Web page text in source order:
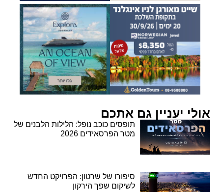
אולי יעניין גם אתכם
תופסים כוכב נופל: הלילות הלבנים של
מטר הפרסאידים 2026
סיפורו של שרטון: הפרויקט החדש
לשיקום שפך הירקון